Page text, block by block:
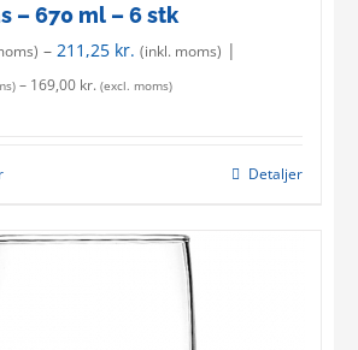
– 670 ml – 6 stk
– 211,25 kr. (inkl. moms) |
– 169,00 kr. (excl. moms)
This
has
Detaljer